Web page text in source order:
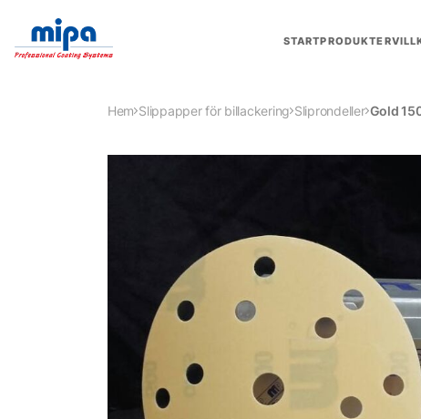
STARTPRODUKTER
Hem Slippapper för billackering Sliprondeller Gold